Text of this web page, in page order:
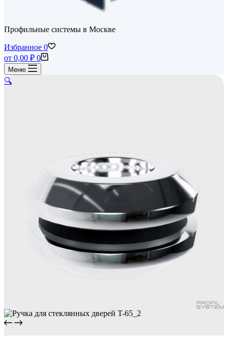
Профильные системы в Москве
Избранное 0
Корзина
от 0,00 ₽ 0
Меню
🔍